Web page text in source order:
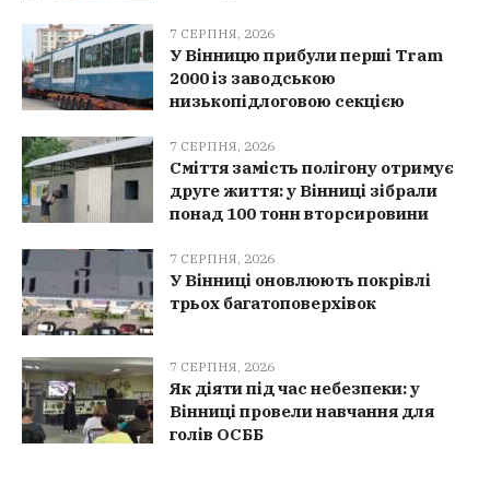
7 СЕРПНЯ, 2026
У Вінницю прибули перші Tram
2000 із заводською
низькопідлоговою секцією
7 СЕРПНЯ, 2026
Сміття замість полігону отримує
друге життя: у Вінниці зібрали
понад 100 тонн вторсировини
7 СЕРПНЯ, 2026
У Вінниці оновлюють покрівлі
трьох багатоповерхівок
7 СЕРПНЯ, 2026
Як діяти під час небезпеки: у
Вінниці провели навчання для
голів ОСББ